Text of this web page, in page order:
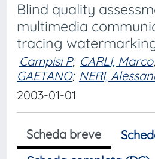
Blind quality
multimedia
tracing
Campisi P; CARLI, Marco;
GAETANO; NERI,
2003-01-01
Scheda breve